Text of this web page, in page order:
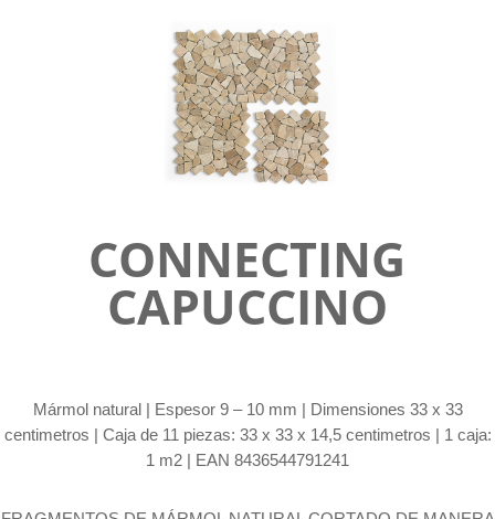
CONNECTING
CAPUCCINO
Mármol natural | Espesor 9 – 10 mm | Dimensiones 33 x 33
centimetros | Caja de 11 piezas: 33 x 33 x 14,5 centimetros | 1 caja:
1 m2 | EAN 8436544791241